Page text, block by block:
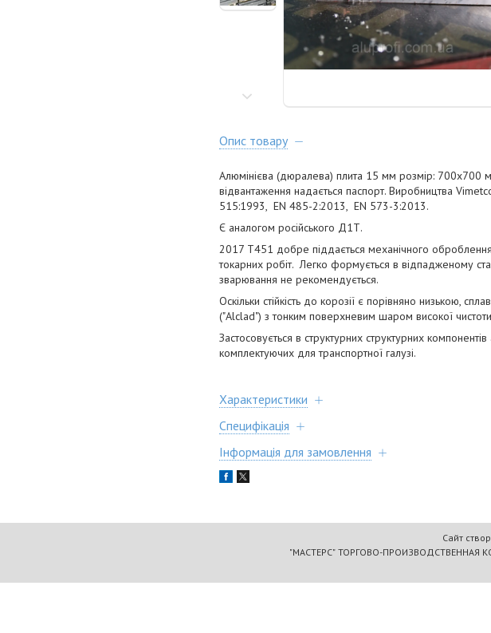
Опис товару
Алюмінієва (дюралева) плита 15 мм розмір: 700х700
відвантаження надається паспорт. Виробництва
515:1993, EN 485-2:2013, EN 573-3:2013.
Є аналогом російського Д1Т.
2017 Т451 добре піддається механічного
токарних робіт. Легко формується в відпадженому
зварювання не рекомендується.
Оскільки стійкість до корозії є порівняно низькою,
("Alclad") з тонким поверхневим шаром високої
Застосовується в структурних структурних
комплектуючих для транспортної галузі.
Характеристики
Специфікація
Інформація для замовлення
Сайт